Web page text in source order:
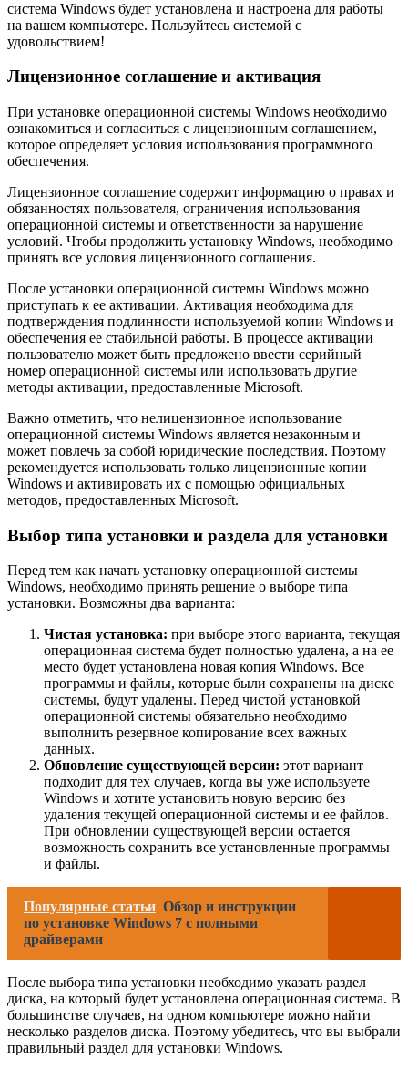
система Windows будет установлена и настроена для работы
на вашем компьютере. Пользуйтесь системой с
удовольствием!
Лицензионное соглашение и активация
При установке операционной системы Windows необходимо
ознакомиться и согласиться с лицензионным соглашением,
которое определяет условия использования программного
обеспечения.
Лицензионное соглашение содержит информацию о правах и
обязанностях пользователя, ограничения использования
операционной системы и ответственности за нарушение
условий. Чтобы продолжить установку Windows, необходимо
принять все условия лицензионного соглашения.
После установки операционной системы Windows можно
приступать к ее активации. Активация необходима для
подтверждения подлинности используемой копии Windows и
обеспечения ее стабильной работы. В процессе активации
пользователю может быть предложено ввести серийный
номер операционной системы или использовать другие
методы активации, предоставленные Microsoft.
Важно отметить, что нелицензионное использование
операционной системы Windows является незаконным и
может повлечь за собой юридические последствия. Поэтому
рекомендуется использовать только лицензионные копии
Windows и активировать их с помощью официальных
методов, предоставленных Microsoft.
Выбор типа установки и раздела для установки
Перед тем как начать установку операционной системы
Windows, необходимо принять решение о выборе типа
установки. Возможны два варианта:
Чистая установка: при выборе этого варианта, текущая
операционная система будет полностью удалена, а на ее
место будет установлена новая копия Windows. Все
программы и файлы, которые были сохранены на диске
системы, будут удалены. Перед чистой установкой
операционной системы обязательно необходимо
выполнить резервное копирование всех важных
данных.
Обновление существующей версии: этот вариант
подходит для тех случаев, когда вы уже используете
Windows и хотите установить новую версию без
удаления текущей операционной системы и ее файлов.
При обновлении существующей версии остается
возможность сохранить все установленные программы
и файлы.
Популярные статьи Обзор и инструкции
по установке Windows 7 с полными
драйверами
После выбора типа установки необходимо указать раздел
диска, на который будет установлена операционная система. В
большинстве случаев, на одном компьютере можно найти
несколько разделов диска. Поэтому убедитесь, что вы выбрали
правильный раздел для установки Windows.